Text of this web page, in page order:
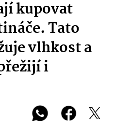
kupovat
Tato
vlhkost a
i